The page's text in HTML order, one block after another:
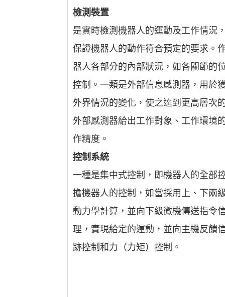
檢測裝置
是實時檢測機器人的運動及工作情況
保證機器人的動作符合預定的要求。
器人各部分的內部狀況，如各關節的
控制。一類是外部信息感測器，用於
外界情況的變化，使之達到更高層次
外部感測器給出工作對象、工作環境
作精度。
控制系統
一種是集中式控制，即機器人的全部
擔機器人的控制，如當採用上、下兩
動力學計算，並向下級微機傳送指令
理，實現給定的運動，並向主機反饋
跡控制和力（力矩）控制。